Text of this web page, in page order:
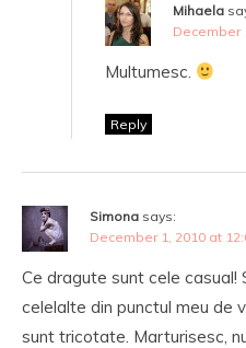
Mihaela
December
Multumesc.
Reply
Simona says:
December 1, 2010 at
Ce dragute sunt cele
celelalte din punctul meu de
sunt tricotate. Marturisesc,